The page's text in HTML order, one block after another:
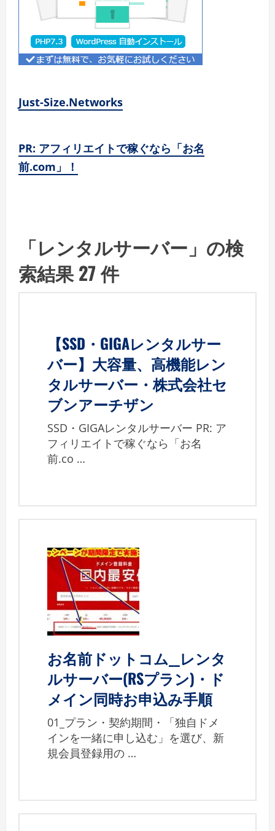
Just-Size.Networks
PR: アフィリエイトで稼ぐなら「お名
前.com」！
「レンタルサーバー」の検
索結果 27 件
【SSD・GIGAレンタルサー
バー】大容量、高機能レン
タルサーバー・株式会社セ
ブンアーチザン
SSD・GIGAレンタルサーバー PR: ア
フィリエイトで稼ぐなら「お名
前.co …
お名前ドットコム__レンタ
ルサーバー(RSプラン)・ド
メイン同時お申込み手順
01_プラン・契約期間・「独自ドメ
インを一緒に申し込む」を選び、新
規会員登録用の …